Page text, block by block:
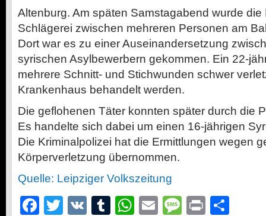
Altenburg. Am späten Samstagabend wurde die
Schlägerei zwischen mehreren Personen am
Dort war es zu einer Auseinandersetzung
syrischen Asylbewerbern gekommen. Ein 22-
mehrere Schnitt- und Stichwunden schwer
Krankenhaus behandelt werden.
Die geflohenen Täter konnten später durch die
Es handelte sich dabei um einen 16-jährigen
Die Kriminalpolizei hat die Ermittlungen wegen
Körperverletzung übernommen.
Quelle: Leipziger Volkszeitung
Facebook
Twitter
VK Tumblr
WhatsApp
EmailMessage
Print